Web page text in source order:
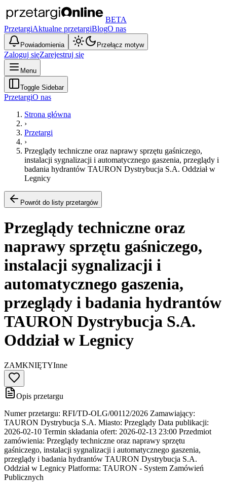
BETA
PrzetargiAktualne przetargiBlogO nas
Powiadomienia Przełącz motyw
Zaloguj sięZarejestruj się
Menu
Toggle Sidebar
PrzetargiO nas
Strona główna
›
Przetargi
›
Przeglądy techniczne oraz naprawy sprzętu gaśniczego,
instalacji sygnalizacji i automatycznego gaszenia, przeglądy i
badania hydrantów TAURON Dystrybucja S.A. Oddział w
Legnicy
Powrót do listy przetargów
Przeglądy techniczne oraz
naprawy sprzętu gaśniczego,
instalacji sygnalizacji i
automatycznego gaszenia,
przeglądy i badania hydrantów
TAURON Dystrybucja S.A.
Oddział w Legnicy
ZAMKNIĘTYInne
Opis przetargu
Numer przetargu: RFI/TD-OLG/00112/2026 Zamawiający:
TAURON Dystrybucja S.A. Miasto: Przeglądy Data publikacji:
2026-02-10 Termin składania ofert: 2026-02-13 23:00 Przedmiot
zamówienia: Przeglądy techniczne oraz naprawy sprzętu
gaśniczego, instalacji sygnalizacji i automatycznego gaszenia,
przeglądy i badania hydrantów TAURON Dystrybucja S.A.
Oddział w Legnicy Platforma: TAURON - System Zamówień
Publicznych